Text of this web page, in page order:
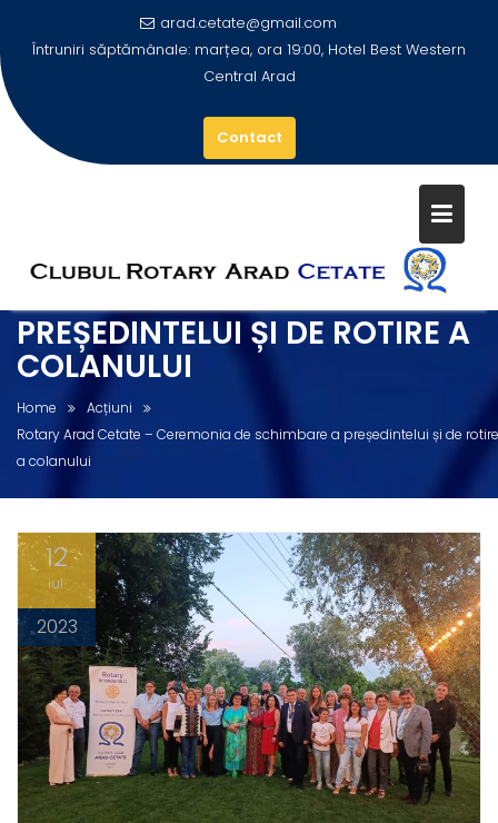
arad.cetate@gmail.com
Întruniri săptămânale: marțea, ora 19:00, Hotel Best Western
Central Arad
Contact
ROTARY ARAD CETATE –
CEREMONIA DE SCHIMBARE A
PREȘEDINTELUI ȘI DE ROTIRE A
COLANULUI
Home
Acțiuni
Rotary Arad Cetate – Ceremonia de schimbare a președintelui și de rotire
a colanului
12
iul.
2023